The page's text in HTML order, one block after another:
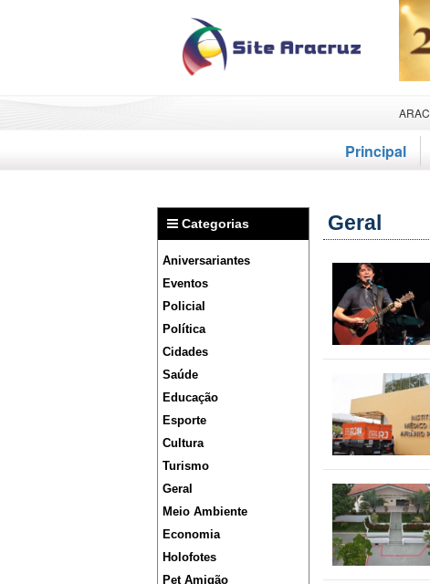
Principal
Categorias
Aniversariantes
Eventos
Policial
Política
Cidades
Saúde
Educação
Esporte
Cultura
Turismo
Geral
Meio Ambiente
Economia
Holofotes
Pet Amigão
Geral